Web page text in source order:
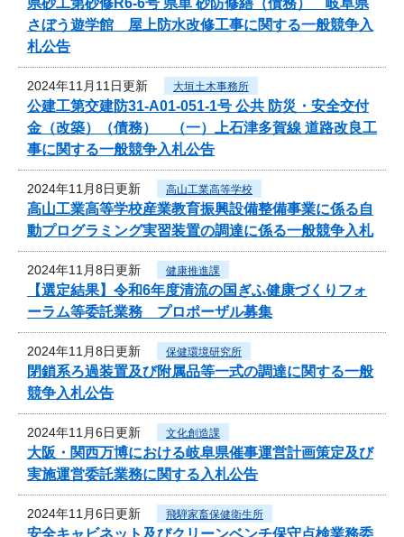
さぼう遊学館 屋上防水改修工事に関する一般競争入
札公告
2024年11月11日更新 大垣土木事務所
公建工第交建防31-A01-051-1号 公共 防災・安全交付
金（改築）（債務） （一）上石津多賀線 道路改良工
事に関する一般競争入札公告
2024年11月8日更新 高山工業高等学校
高山工業高等学校産業教育振興設備整備事業に係る自
動プログラミング実習装置の調達に係る一般競争入札
2024年11月8日更新 健康推進課
【選定結果】令和6年度清流の国ぎふ健康づくりフォ
ーラム等委託業務 プロポーザル募集
2024年11月8日更新 保健環境研究所
閉鎖系ろ過装置及び附属品等一式の調達に関する一般
競争入札公告
2024年11月6日更新 文化創造課
大阪・関西万博における岐阜県催事運営計画策定及び
実施運営委託業務に関する入札公告
2024年11月6日更新 飛騨家畜保健衛生所
安全キャビネット及びクリーンベンチ保守点検業務委